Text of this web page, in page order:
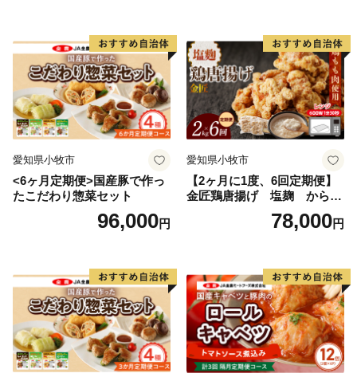
愛知県小牧市
<6ヶ月定期便>国産豚で作っ
たこだわり惣菜セット
96,000円
愛知県小牧市
【2ヶ月に1度、6回定期便】
金匠鶏唐揚げ 塩麹 からあ
78,000円